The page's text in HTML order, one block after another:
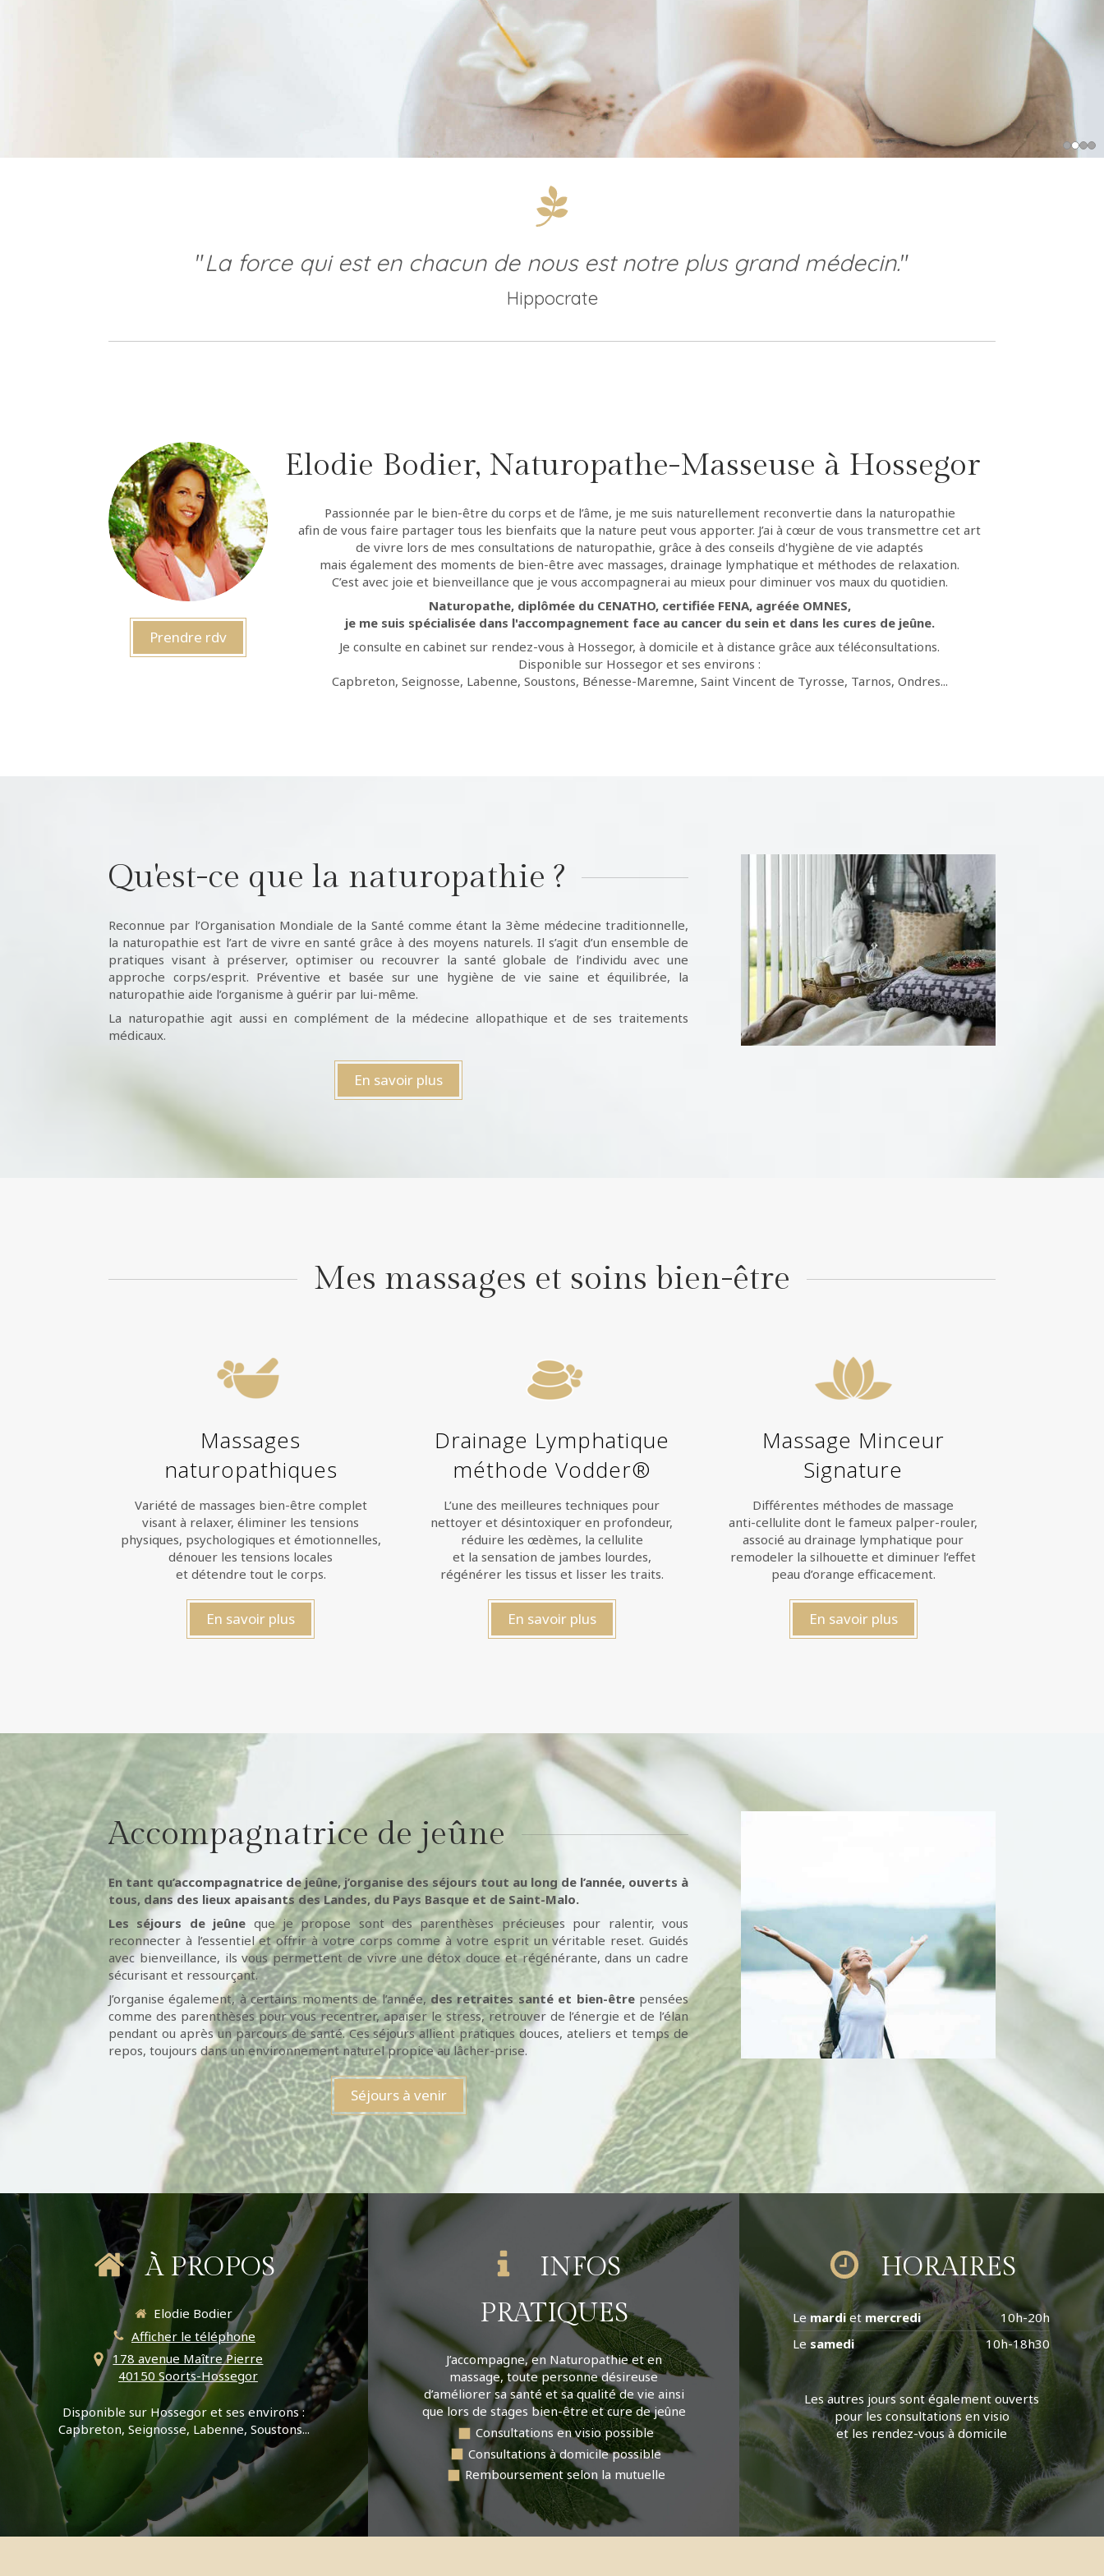
"La force qui est en chacun de nous est notre plus grand médecin."
Hippocrate
Prendre rdv
Elodie Bodier, Naturopathe-Masseuse à Hossegor
Passionnée par le bien-être du corps et de l’âme, je me suis naturellement reconvertie dans la naturopathie
afin de vous faire partager tous les bienfaits que la nature peut vous apporter. J’ai à cœur de vous transmettre cet art
de vivre lors de mes consultations de naturopathie, grâce à des conseils d'hygiène de vie adaptés
mais également des moments de bien-être avec massages, drainage lymphatique et méthodes de relaxation.
C’est avec joie et bienveillance que je vous accompagnerai au mieux pour diminuer vos maux du quotidien.
Naturopathe, diplômée du CENATHO, certifiée FENA, agréée OMNES,
je me suis spécialisée dans l'accompagnement face au cancer du sein et dans les cures de jeûne.
Je consulte en cabinet sur rendez-vous à Hossegor, à domicile et à distance grâce aux téléconsultations.
Disponible sur Hossegor et ses environs :
Capbreton, Seignosse, Labenne, Soustons, Bénesse-Maremne, Saint Vincent de Tyrosse, Tarnos, Ondres...
Qu'est-ce que la naturopathie ?
Reconnue par l’Organisation Mondiale de la Santé comme étant la 3ème médecine traditionnelle,
la naturopathie est l’art de vivre en santé grâce à des moyens naturels. Il s’agit d’un ensemble de
pratiques visant à préserver, optimiser ou recouvrer la santé globale de l’individu avec une
approche corps/esprit. Préventive et basée sur une hygiène de vie saine et équilibrée, la
naturopathie aide l’organisme à guérir par lui-même.
La naturopathie agit aussi en complément de la médecine allopathique et de ses traitements
médicaux.
En savoir plus
Mes massages et soins bien-être
Massages
naturopathiques
Variété de massages bien-être complet
visant à relaxer, éliminer les tensions
physiques, psychologiques et émotionnelles,
dénouer les tensions locales
et détendre tout le corps.
En savoir plus
Drainage Lymphatique
méthode Vodder®
L’une des meilleures techniques pour
nettoyer et désintoxiquer en profondeur,
réduire les œdèmes, la cellulite
et la sensation de jambes lourdes,
régénérer les tissus et lisser les traits.
En savoir plus
Massage Minceur
Signature
Différentes méthodes de massage
anti-cellulite dont le fameux palper-rouler,
associé au drainage lymphatique pour
remodeler la silhouette et diminuer l’effet
peau d’orange efficacement.
En savoir plus
Accompagnatrice de jeûne
En tant qu’accompagnatrice de jeûne, j’organise des séjours tout au long de l’année, ouverts à
tous, dans des lieux apaisants des Landes, du Pays Basque et de Saint-Malo.
Les séjours de jeûne que je propose sont des parenthèses précieuses pour ralentir, vous
reconnecter à l’essentiel et offrir à votre corps comme à votre esprit un véritable reset. Guidés
avec bienveillance, ils vous permettent de vivre une détox douce et régénérante, dans un cadre
sécurisant et ressourçant.
J’organise également, à certains moments de l’année, des retraites santé et bien-êtrepensées
comme des parenthèses pour vous recentrer, apaiser le stress, retrouver de l’énergie et de l’élan
pendant ou après un parcours de santé. Ces séjours allient pratiques douces, ateliers et temps de
repos, toujours dans un environnement naturel propice au lâcher-prise.
Séjours à venir
À PROPOS
Elodie Bodier
Afficher le téléphone
178 avenue Maître Pierre
40150 Soorts-Hossegor
Disponible sur Hossegor et ses environs :
Capbreton, Seignosse, Labenne, Soustons...
INFOS
PRATIQUES
J’accompagne, en Naturopathie et en
massage, toute personne désireuse
d’améliorer sa santé et sa qualité de vie ainsi
que lors de stages bien-être et cure de jeûne
Consultations en visio possible
Consultations à domicile possible
Remboursement selon la mutuelle
HORAIRES
Lemardiet mercredi
10h-20h
Le samedi 10h-18h30
Les autres jours sont également ouverts
pour les consultations en visio
et les rendez-vous à domicile